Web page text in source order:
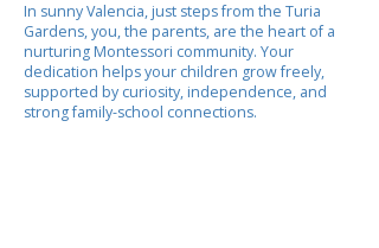
In sunny Valencia, just steps from the Turia
Gardens, you, the parents, are the heart of a
nurturing Montessori community. Your
dedication helps your children grow freely,
supported by curiosity, independence, and
strong family-school connections.